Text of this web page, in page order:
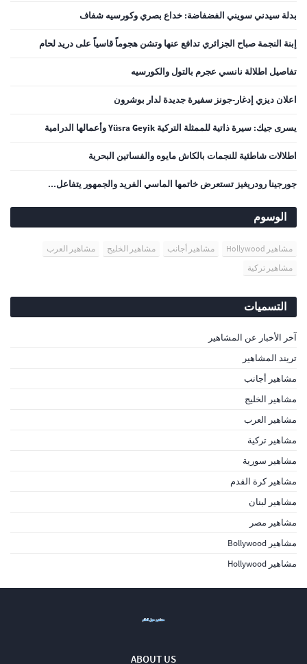
بدلة سيدني سويني الفضفاضة: خداع بصري وكورسيه شفاف
إبنة النجمة صباح الجزائري تدافع عنها وتشن هجوماً قاسياً على دريد لحام
تفاصيل اطلالة نانسي عجرم بالتول والكورسيه
اعلان ديزي إدغار-جونز سفيرة جديدة لدار بوشرون
يسرى جيك: سيرة ذاتية للممثلة التركية Yüsra Geyik وأعمالها الدرامية
اطلالات شاطئية للنجمات بالكاش مايوه والفساتين البحرية
جورجينا رودريغيز تستعرض خاتمها الماسي الفريد والجمهور يتفاعل...
الوسوم
مشاهير Hollywood مشاهير أجانب مشاهير الخليج
مشاهير العرب
مشاهير تركية
التسميات
آخر الأخبار عن المشاهير
تريند المشاهير
مشاهير أجانب
مشاهير الخليج
مشاهير العرب
مشاهير تركية
مشاهير سورية
مشاهير كرة القدم
مشاهير لبنان
مشاهير مصر
مشاهير Bollywood
مشاهير Hollywood
ABOUT US